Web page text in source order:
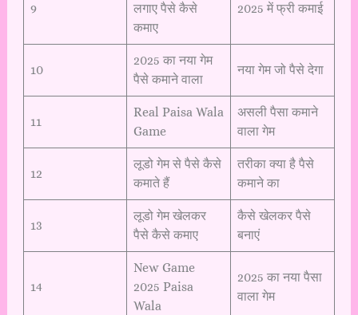
9
लगाए पैसे कैसे
कमाए
2025 में फ्री कमाई
10
2025 का नया गेम
पैसे कमाने वाला
नया गेम जो पैसे देगा
11
Real Paisa Wala
Game
असली पैसा कमाने
वाला गेम
12
लूडो गेम से पैसे कैसे
कमाते हैं
तरीका क्या है पैसे
कमाने का
13
लूडो गेम खेलकर
पैसे कैसे कमाए
कैसे खेलकर पैसे
बनाएं
14
New Game
2025 Paisa
Wala
2025 का नया पैसा
वाला गेम